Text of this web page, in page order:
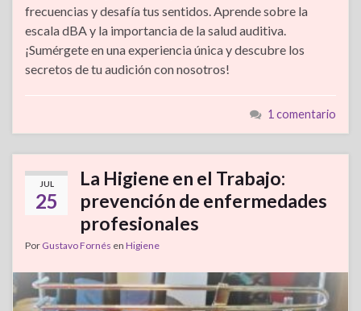
frecuencias y desafía tus sentidos. Aprende sobre la
escala dBA y la importancia de la salud auditiva.
¡Sumérgete en una experiencia única y descubre los
secretos de tu audición con nosotros!
1 comentario
JUL
25
La Higiene en el Trabajo:
prevención de enfermedades
profesionales
Por Gustavo Fornés en Higiene